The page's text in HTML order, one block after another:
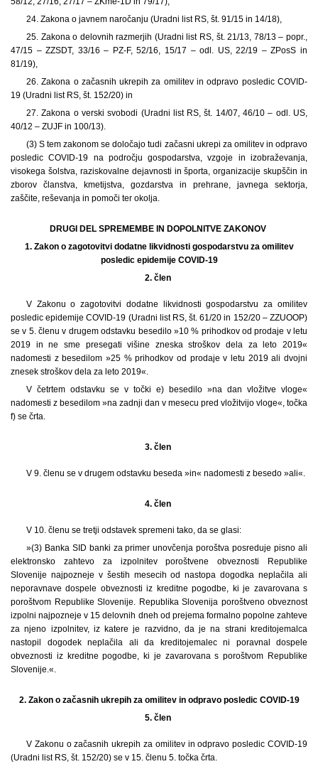
24. Zakona o javnem naročanju (Uradni list RS, št. 91/15 in 14/18),
25. Zakona o delovnih razmerjih (Uradni list RS, št. 21/13, 78/13 – popr.,
47/15 – ZZSDT, 33/16 – PZ-F, 52/16, 15/17 – odl. US, 22/19 – ZPosS in
81/19),
26. Zakona o začasnih ukrepih za omilitev in odpravo posledic COVID-
19 (Uradni list RS, št. 152/20) in
27. Zakona o verski svobodi (Uradni list RS, št. 14/07, 46/10 – odl. US,
40/12 – ZUJF in 100/13).
(3) S tem zakonom se določajo tudi začasni ukrepi za omilitev in odpravo
posledic COVID-19 na področju gospodarstva, vzgoje in izobraževanja,
visokega šolstva, raziskovalne dejavnosti in športa, organizacije skupščin in
zborov članstva, kmetijstva, gozdarstva in prehrane, javnega sektorja,
zaščite, reševanja in pomoči ter okolja.
DRUGI DEL SPREMEMBE IN DOPOLNITVE ZAKONOV
1. Zakon o zagotovitvi dodatne likvidnosti gospodarstvu za omilitev
posledic epidemije COVID-19
2. člen
V Zakonu o zagotovitvi dodatne likvidnosti gospodarstvu za omilitev
posledic epidemije COVID-19 (Uradni list RS, št. 61/20 in 152/20 – ZZUOOP)
se v 5. členu v drugem odstavku besedilo »10 % prihodkov od prodaje v letu
2019 in ne sme presegati višine zneska stroškov dela za leto 2019«
nadomesti z besedilom »25 % prihodkov od prodaje v letu 2019 ali dvojni
znesek stroškov dela za leto 2019«.
V četrtem odstavku se v točki e) besedilo »na dan vložitve vloge«
nadomesti z besedilom »na zadnji dan v mesecu pred vložitvijo vloge«, točka
f) se črta.
3. člen
V 9. členu se v drugem odstavku beseda »in« nadomesti z besedo »ali«.
4. člen
V 10. členu se tretji odstavek spremeni tako, da se glasi:
»(3) Banka SID banki za primer unovčenja poroštva posreduje pisno ali
elektronsko zahtevo za izpolnitev poroštvene obveznosti Republike
Slovenije najpozneje v šestih mesecih od nastopa dogodka neplačila ali
neporavnave dospele obveznosti iz kreditne pogodbe, ki je zavarovana s
poroštvom Republike Slovenije. Republika Slovenija poroštveno obveznost
izpolni najpozneje v 15 delovnih dneh od prejema formalno popolne zahteve
za njeno izpolnitev, iz katere je razvidno, da je na strani kreditojemalca
nastopil dogodek neplačila ali da kreditojemalec ni poravnal dospele
obveznosti iz kreditne pogodbe, ki je zavarovana s poroštvom Republike
Slovenije.«.
2. Zakon o začasnih ukrepih za omilitev in odpravo posledic COVID-19
5. člen
V Zakonu o začasnih ukrepih za omilitev in odpravo posledic COVID-19
(Uradni list RS, št. 152/20) se v 15. členu 5. točka črta.